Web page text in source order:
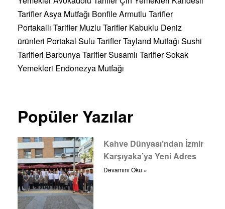
TariflerAsya Mutfağı BonfileArmutlu Tarifler
Portakallı Tarifler Muzlu Tarifler Kabuklu Deniz
ürünleri Portakal Sulu TariflerTayland Mutfağı Sushi
Tarifleri Barbunya TariflerSusamlı TariflerSokak
Yemekleri Endonezya Mutfağı
Popüler Yazılar
Kahve Dünyası’ndan İzmir
Karşıyaka’ya Yeni Adres
Devamını Oku »